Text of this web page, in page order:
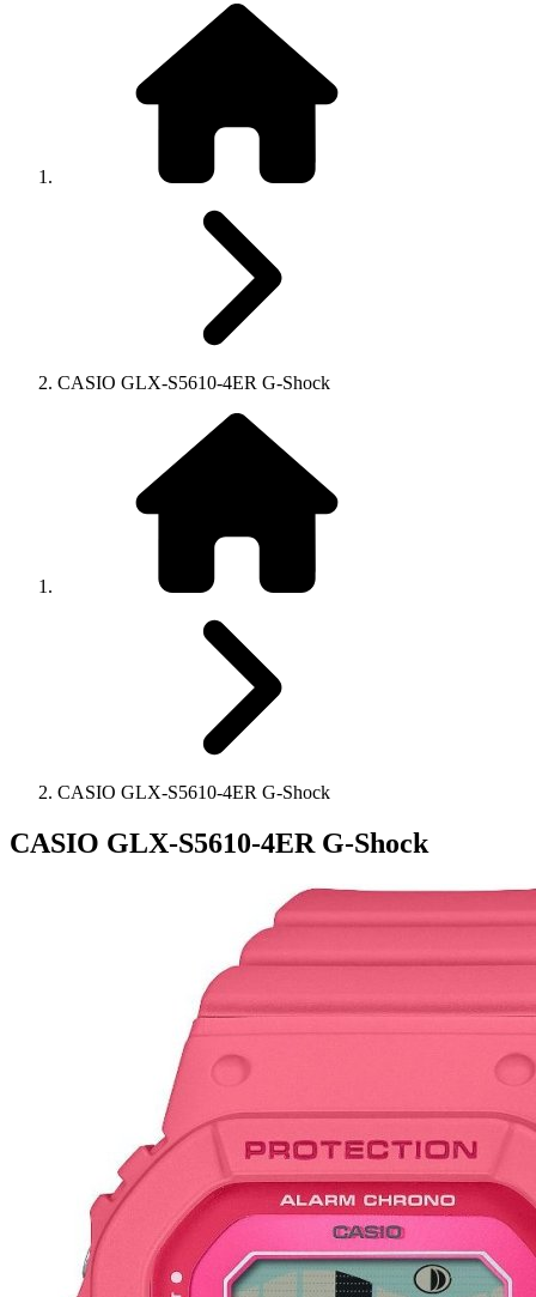
CASIO GLX-S5610-4ER G-Shock
CASIO GLX-S5610-4ER G-Shock
CASIO GLX-S5610-4ER G-Shock